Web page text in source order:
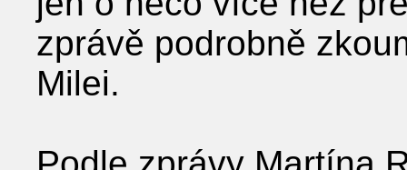
zprávě podrobně
Milei.